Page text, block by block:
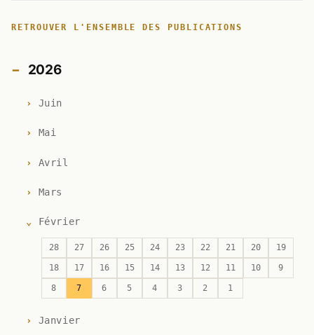
RETROUVER L'ENSEMBLE DES PUBLICATIONS
2026
Juin
Mai
Avril
Mars
Février
28 27 26 25 24 23 22 21 20 19
18 17 16 15 14 13 12 11 10 9
8 7 6 5 4 3 2 1
Janvier